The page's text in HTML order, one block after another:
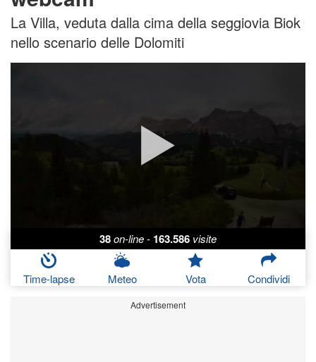
La Villa, veduta dalla cima della seggiovia Biok
nello scenario delle Dolomiti
38on-line- 163.586 visite
Time-lapse Meteo Vota Condividi
Advertisement